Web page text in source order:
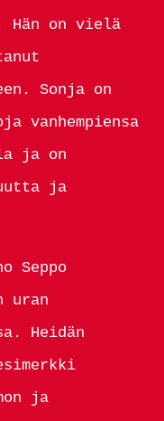
Hän on vielä
Sonja on
vanhempiensa
ja on
ja
Seppo
uran
Heidän
ja